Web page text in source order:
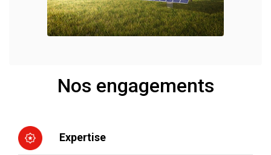
Nos engagements
Expertise